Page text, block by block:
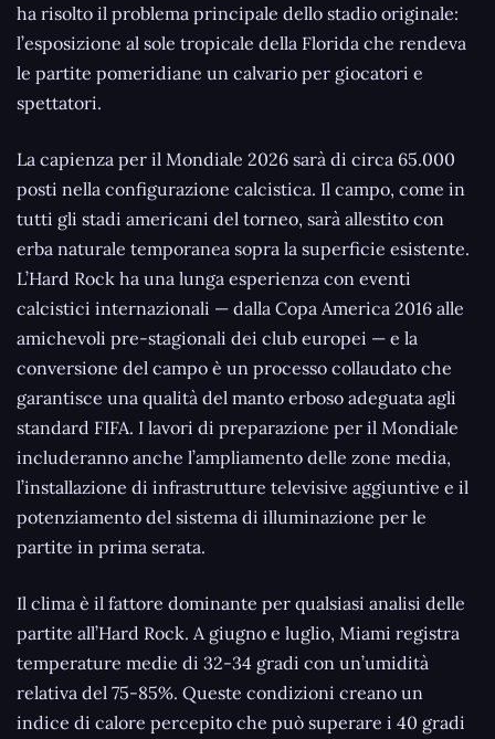
ha risolto il problema principale dello stadio originale:
l’esposizione al sole tropicale della Florida che rendeva
le partite pomeridiane un calvario per giocatori e
spettatori.
La capienza per il Mondiale 2026 sarà di circa 65.000
posti nella configurazione calcistica. Il campo, come in
tutti gli stadi americani del torneo, sarà allestito con
erba naturale temporanea sopra la superficie esistente.
L’Hard Rock ha una lunga esperienza con eventi
calcistici internazionali — dalla Copa America 2016 alle
amichevoli pre-stagionali dei club europei — e la
conversione del campo è un processo collaudato che
garantisce una qualità del manto erboso adeguata agli
standard FIFA. I lavori di preparazione per il Mondiale
includeranno anche l’ampliamento delle zone media,
l’installazione di infrastrutture televisive aggiuntive e il
potenziamento del sistema di illuminazione per le
partite in prima serata.
Il clima è il fattore dominante per qualsiasi analisi delle
partite all’Hard Rock. A giugno e luglio, Miami registra
temperature medie di 32-34 gradi con un’umidità
relativa del 75-85%. Queste condizioni creano un
indice di calore percepito che può superare i 40 gradi